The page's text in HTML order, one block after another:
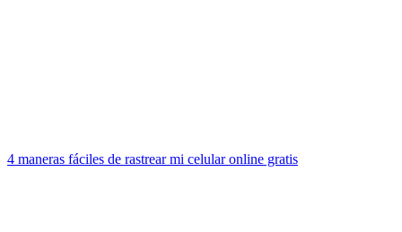
4 maneras fáciles de rastrear mi celular online gratis